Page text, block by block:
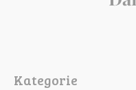
Kategorie